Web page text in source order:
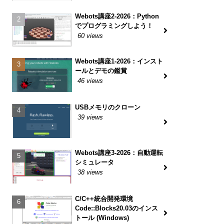
Webots講座2-2026：Python
でプログラミングしよう！
60 views
Webots講座1-2026：インスト
ールとデモの鑑賞
46 views
USBメモリのクローン
39 views
Webots講座3-2026：自動運転
シミュレータ
38 views
C/C++統合開発環境
Code::Blocks20.03のインス
トール (Windows)